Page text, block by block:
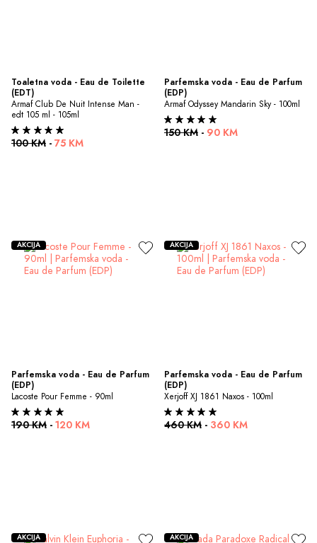
Toaletna voda - Eau de Toilette
(EDT)
Armaf Club De Nuit Intense Man -
edt 105 ml - 105ml
100 KM - 75 KM
Parfemska voda - Eau de Parfum
(EDP)
Armaf Odyssey Mandarin Sky - 100ml
150 KM - 90 KM
Parfemska voda - Eau de Parfum
(EDP)
Lacoste Pour Femme - 90ml
190 KM - 120 KM
AKCIJA
Parfemska voda - Eau de Parfum
(EDP)
Xerjoff XJ 1861 Naxos - 100ml
460 KM - 360 KM
AKCIJA
AKCIJA AKCIJA